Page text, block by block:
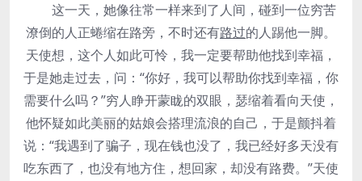
这一天，她像往常一样来到了人间，碰到一位穷苦
潦倒的人正蜷缩在路旁，不时还有路过的人踢他一脚。
天使想，这个人如此可怜，我一定要帮助他找到幸福，
于是她走过去，问：“你好，我可以帮助你找到幸福，你
需要什么吗？”穷人睁开蒙眬的双眼，瑟缩着看向天使，
他怀疑如此美丽的姑娘会搭理流浪的自己，于是颤抖着
说：“我遇到了骗子，现在钱也没了，我已经好多天没有
吃东西了，也没有地方住，想回家，却没有路费。”天使